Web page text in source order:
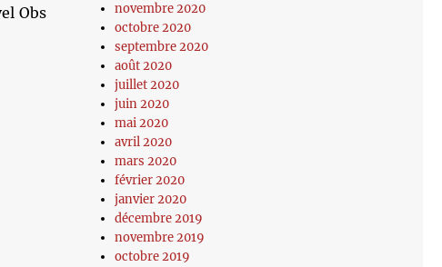
Obs
novembre 2020
octobre 2020
septembre 2020
août 2020
juillet 2020
juin 2020
mai 2020
avril 2020
mars 2020
février 2020
janvier 2020
décembre 2019
novembre 2019
octobre 2019